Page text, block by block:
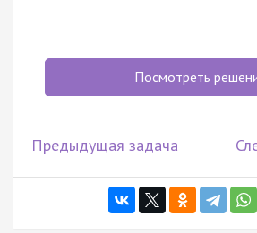
Посмотреть
Предыдущая задача